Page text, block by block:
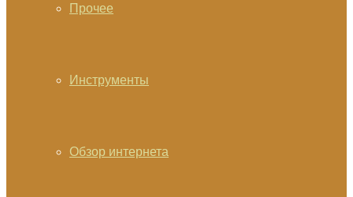
Прочее
Инструменты
Обзор интернета